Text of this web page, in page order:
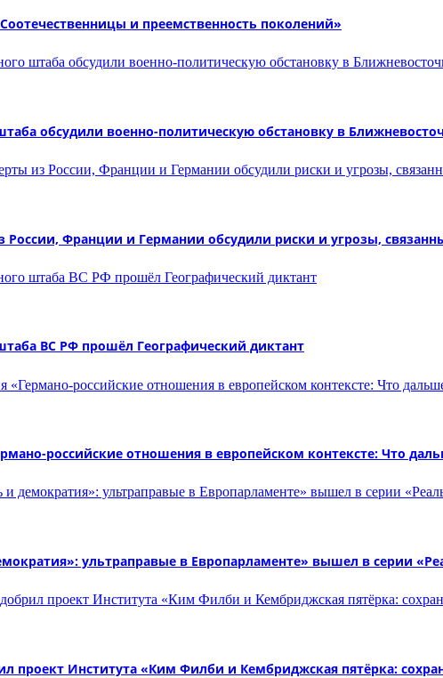
и преемственность поколений»
обсудили военно-политическую обстановку в
России, Франции и Германии обсудили риски и угрозы,
ВС РФ прошёл Географический диктант
российские отношения в европейском контексте: Что
ультраправые в Европарламенте» вышел в серии
проект Института «Ким Филби и Кембриджская пятёрка: